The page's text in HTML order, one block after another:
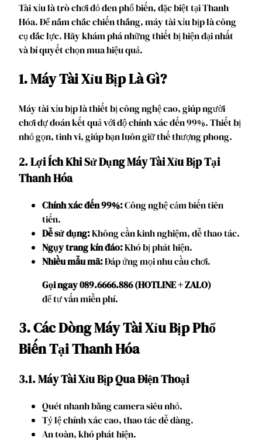
Tài xỉu là trò chơi đỏ đen phổ biến, đặc biệt tại Thanh
Hóa. Để nắm chắc chiến thắng, máy tài xỉu bịp là công
cụ đắc lực. Hãy khám phá những thiết bị hiện đại nhất
và bí quyết chọn mua hiệu quả.
1. Máy Tài Xỉu Bịp Là Gì?
Máy tài xỉu bịp là thiết bị công nghệ cao, giúp người
chơi dự đoán kết quả với độ chính xác đến 99%. Thiết bị
nhỏ gọn, tinh vi, giúp bạn luôn giữ thế thượng phong.
2. Lợi Ích Khi Sử Dụng Máy Tài Xỉu Bịp Tại
Thanh Hóa
Chính xác đến 99%:Công nghệ cảm biến tiên
tiến.
Dễ sử dụng:Không cần kinh nghiệm, dễ thao tác.
Ngụy trang kín đáo:Khó bị phát hiện.
Nhiều mẫu mã:Đáp ứng mọi nhu cầu chơi.
Gọi ngay 089.6666.886 (HOTLINE + ZALO)
để tư vấn miễn phí.
3. Các Dòng Máy Tài Xỉu Bịp Phổ
Biến Tại Thanh Hóa
3.1. Máy Tài Xỉu Bịp Qua Điện Thoại
Quét nhanh bằng camera siêu nhỏ.
Tỷ lệ chính xác cao, thao tác dễ dàng.
An toàn, khó phát hiện.